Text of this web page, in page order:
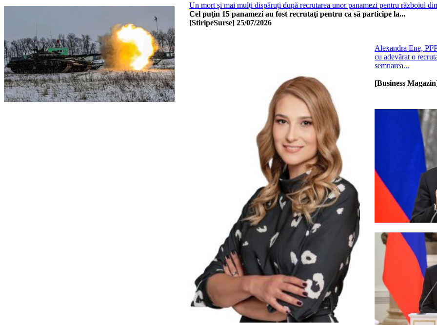
Un mort și mai mulți dispăruți după recrutarea unor panamezi pentru războiul
Cel puţin 15 panamezi au fost recrutaţi pentru ca să participe la...
[StiripeSurse] 25/07/2026
Alexandra Ene,
cu adevărat o
semnarea...
[Business